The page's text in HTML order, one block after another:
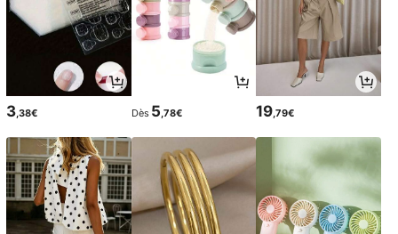
3 ,38€ Dès 5 ,78€ 19 ,79€